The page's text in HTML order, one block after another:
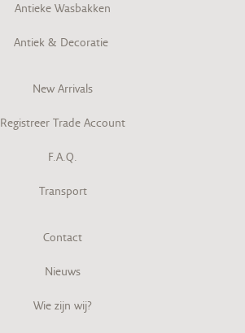
Antieke Wasbakken
Antiek & Decoratie
New Arrivals
Registreer Trade Account
F.A.Q.
Transport
Contact
Nieuws
Wie zijn wij?